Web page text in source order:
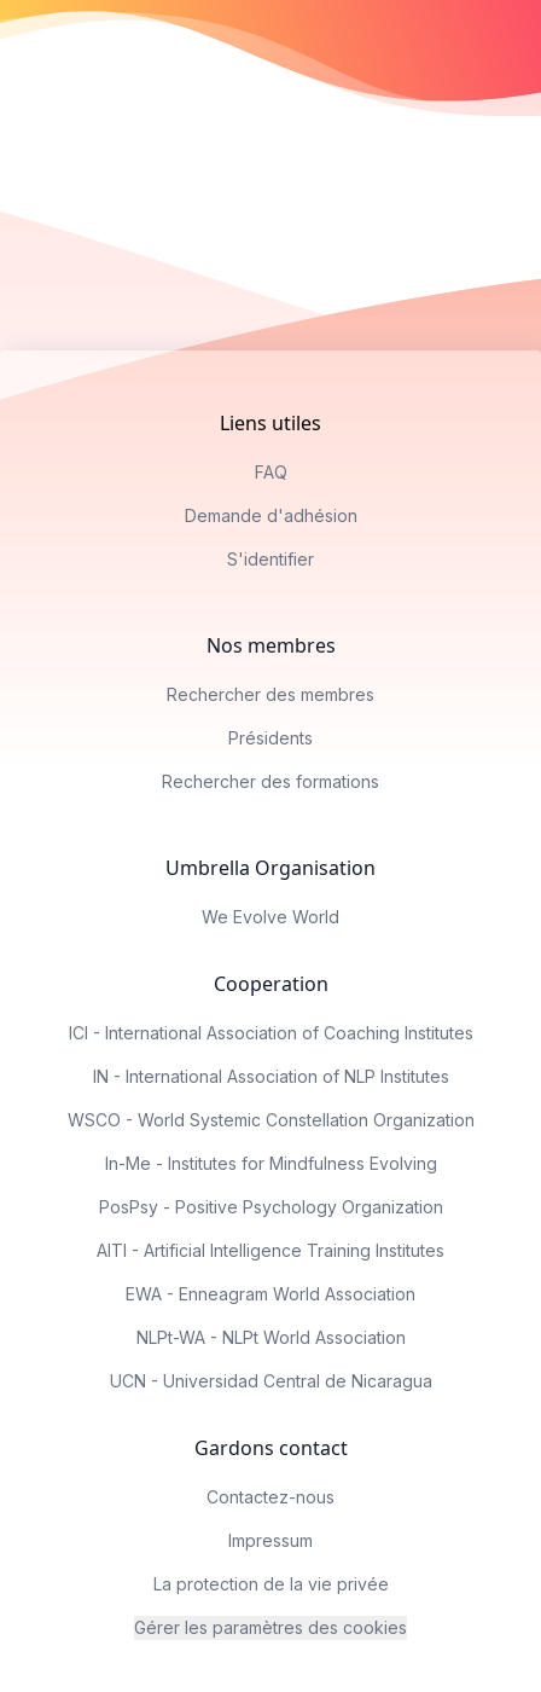
Liens utiles
FAQ
Demande d'adhésion
S'identifier
Nos membres
Rechercher des membres
Présidents
Rechercher des formations
Umbrella Organisation
We Evolve World
Cooperation
ICI - International Association of Coaching Institutes
IN - International Association of NLP Institutes
WSCO - World Systemic Constellation Organization
In-Me - Institutes for Mindfulness Evolving
PosPsy - Positive Psychology Organization
AITI - Artificial Intelligence Training Institutes
EWA - Enneagram World Association
NLPt-WA - NLPt World Association
UCN - Universidad Central de Nicaragua
Gardons contact
Contactez-nous
Impressum
La protection de la vie privée
Gérer les paramètres des cookies